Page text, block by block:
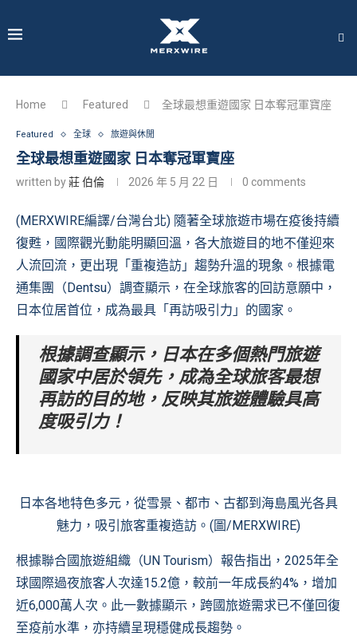
Home Featured 全球最想重遊國家 日本奪冠軍寶座
Featured 全球 旅遊與休閒
全球最想重遊國家 日本奪冠軍寶座
written by莊 伯倫 2026 年 5 月 22 日 0 comments
(MERXWIRE編譯/台灣台北) 隨著全球旅遊市場在疫後持續
復甦，國際觀光動能明顯回溫，各大旅遊目的地不僅迎來
人流回流，更出現「重複造訪」趨勢升溫的現象。根據電
通集團（Dentsu）調查顯示，在全球旅客的回訪意願中，
日本位居首位，成為最具「再訪吸引力」的國家。
根據調查顯示，日本在多個熱門旅遊
國家中居於領先，成為全球旅客最想
再訪的目的地，反映其旅遊體驗具高
度吸引力！
日本各地特色多元，從雪景、都市、古都到海島風光各具
魅力，吸引旅客重複造訪。(圖/MERXWIRE)
根據聯合國旅遊組織（UN Tourism）報告指出，2025年全
球國際過夜旅客人次達15.2億，較前一年成長約4%，增加
近6,000萬人次。此一數據顯示，跨國旅遊需求已不僅回復
至疫前水準，亦持續呈現穩健成長趨勢。